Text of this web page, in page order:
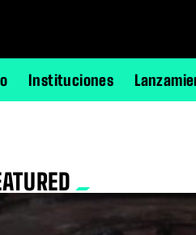
Instituciones